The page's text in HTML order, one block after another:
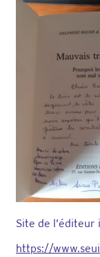
Site de l’éditeur
https://